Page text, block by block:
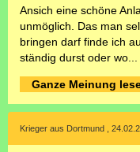
Ansich eine schöne
unmöglich. Das man
bringen darf finde ich
ständig durst oder wo...
Ganze Meinung
Krieger aus Dortmund ,